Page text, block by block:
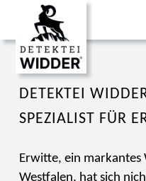
DETEKTEI
SPEZIALIST FÜR
Erwitte, ein
Westfalen, hat sich